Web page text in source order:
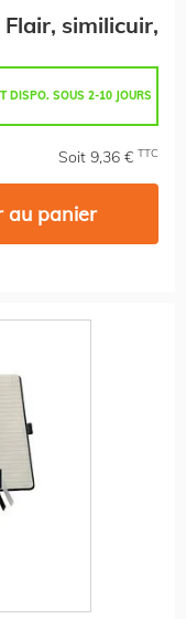
similicuir,
DISPO. SOUS 2-10 JOURS
Soit 9,36 € TTC
au panier